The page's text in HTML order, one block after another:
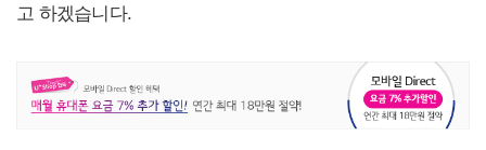
고 하겠습니다.